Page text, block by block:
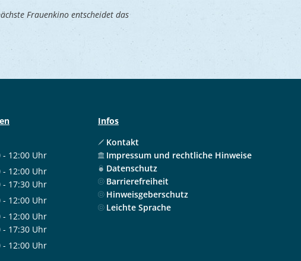
Frauenkino entscheidet das
- 12:00 Uhr
bis 12:00 Uhr
- 12:00 Uhr
bis 12:00 Uhr
- 17:30 Uhr
bis 17:30 Uhr
- 12:00 Uhr
bis 12:00 Uhr
- 12:00 Uhr
bis 12:00 Uhr
- 17:30 Uhr
bis 17:30 Uhr
- 12:00 Uhr
Infos
Kontakt
Impressum und rechtliche Hinweise
Datenschutz
Barrierefreiheit
Hinweisgeberschutz
Leichte Sprache